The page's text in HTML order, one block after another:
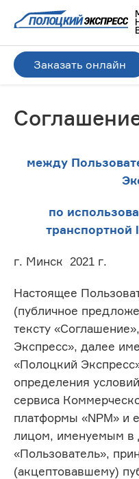
Заказать онлайн
между
по
транспортной
г. Минск
Настоящее
(публичное
тексту
Экспресс», далее
«Полоцкий
определения
сервиса
платформы «NPM» и
лицом, именуемым в
«Пользователь»,
(акцептовавшему)